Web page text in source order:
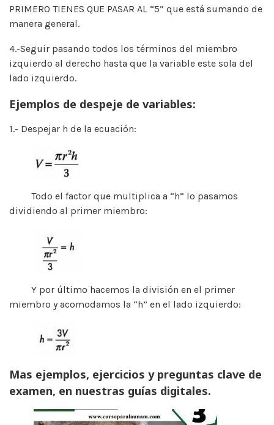
PRIMERO TIENES QUE PASAR AL “5” que está sumando de
manera general.
4.-Seguir pasando todos los términos del miembro
izquierdo al derecho hasta que la variable este sola del
lado izquierdo.
Ejemplos de despeje de variables:
1.- Despejar h de la ecuación:
Todo el factor que multiplica a “h” lo pasamos
dividiendo al primer miembro:
Y por último hacemos la división en el primer
miembro y acomodamos la “h” en el lado izquierdo:
Mas ejemplos, ejercicios y preguntas clave de
examen, en nuestras guías digitales.